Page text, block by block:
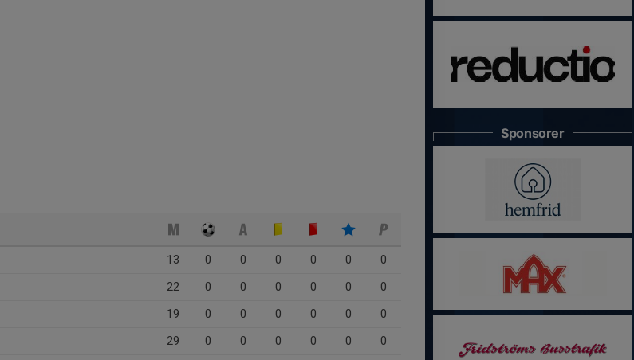
13 0 0 0 0 0
0
22 0 0 0 0 0
0
19 0 0 0 0 0
0
29 0 0 0 0 0
0
Sponsorer